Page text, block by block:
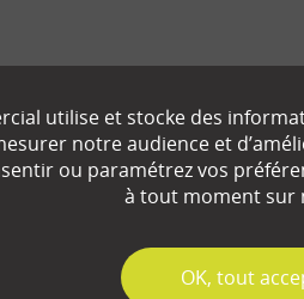
utilise et stocke des
notre audience et
ou paramétrez vos
à tout moment sur
✓
OK, tout